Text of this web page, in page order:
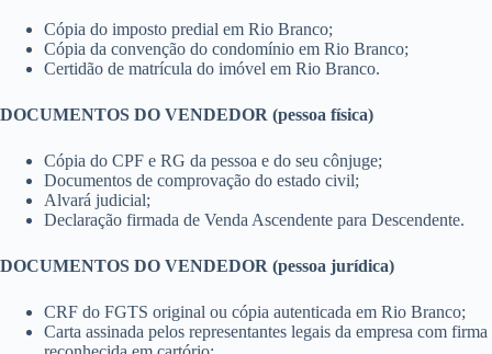
Cópia do imposto predial em Rio Branco;
Cópia da convenção do condomínio em Rio Branco;
Certidão de matrícula do imóvel em Rio Branco.
DOCUMENTOS DO VENDEDOR (pessoa física)
Cópia do CPF e RG da pessoa e do seu cônjuge;
Documentos de comprovação do estado civil;
Alvará judicial;
Declaração firmada de Venda Ascendente para Descendente.
DOCUMENTOS DO VENDEDOR (pessoa jurídica)
CRF do FGTS original ou cópia autenticada em Rio Branco;
Carta assinada pelos representantes legais da empresa com firma